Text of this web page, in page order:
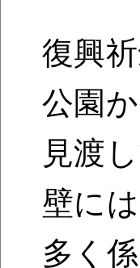
復興
公園
見渡
壁に
多く